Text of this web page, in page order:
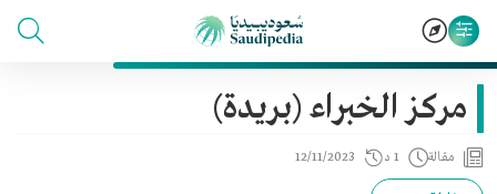
مركز الخبراء (بريدة)
مقالة 1 د 12/11/2023